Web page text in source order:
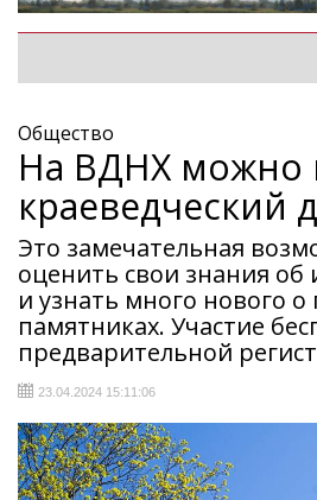
Общество
На ВДНХ можно
краеведческий
Это замечательная
оценить свои знания
и узнать много нового о
памятниках. Участие
предварительной
23.04.2024 15:11:06